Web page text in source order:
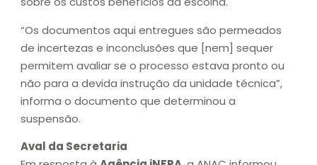
“Os documentos aqui entregues são permeados
de incertezas e inconclusões que [nem] sequer
permitem avaliar se o processo estava pronto ou
não para a devida instrução da unidade técnica”,
informa o documento que determinou a
suspensão.
Aval da Secretaria